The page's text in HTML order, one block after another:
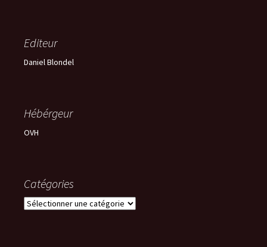
Editeur
Daniel Blondel
Hébérgeur
OVH
Catégories
Catégories